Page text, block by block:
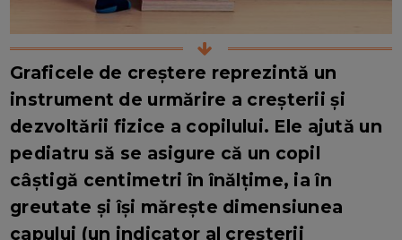
Graficele de creștere reprezintă un
instrument de urmărire a creșterii și
dezvoltării fizice a copilului. Ele ajută un
pediatru să se asigure că un copil
câștigă centimetri în înălțime, ia în
greutate și își mărește dimensiunea
capului (un indicator al creșterii